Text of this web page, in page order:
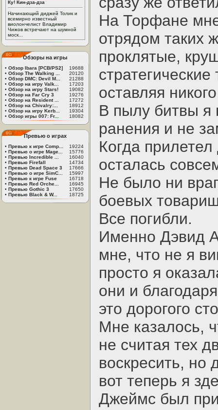
Ку! Кин-дза-дза
Начинающий диджей Толик и
всемирно известный
виолончелист Владимир
Чижов встречают на шумной
моск...
Обзоры на игры
• Обзор Ibara [PCB/PS2]
19688
• Обзор The Walking ...
20120
• Обзор DMC: Devil M...
21288
• Обзор на игру Valk...
17203
• Обзор на игру Stars!
19082
• Обзор на Far Cry 3
19276
• Обзор на Resident ...
17272
• Обзор на Chivalry:...
18912
• Обзор на игру Kerb...
19304
• Обзор игры 007: Fr... 18082
Превью о играх
• Превью к игре Comp...
19224
• Превью о игре Mage...
15776
• Превью Incredible ...
16040
• Превью Firefall
14734
• Превью Dead Space 3
17666
• Превью о игре SimC...
15997
• Превью к игре Fuse
16718
• Превью Red Orche...
16945
• Превью Gothic 3
17650
• Превью Black & W... 18725
На Торфане
отрядом таких
проклятые,
оставляя
В пылу битвы я
ранения и не
Когда
осталась
Не было ни
боевых
Все погибли.
Именно Дэвид
мне, что не я
просто я
они и
это дорогого
Мне казалось,
не считая тех
воскресить, но
вот теперь я
Джеймс был